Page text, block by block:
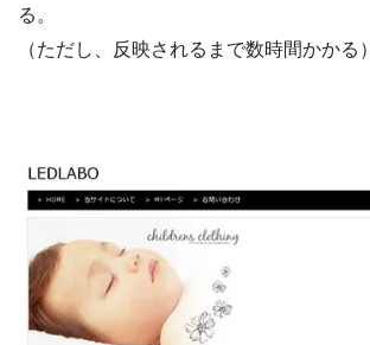
る。
（ただし、反映されるまで数時間かかる）